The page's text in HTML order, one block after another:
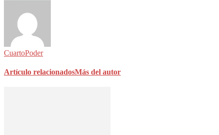
CuartoPoder
Artículo relacionadosMás del autor